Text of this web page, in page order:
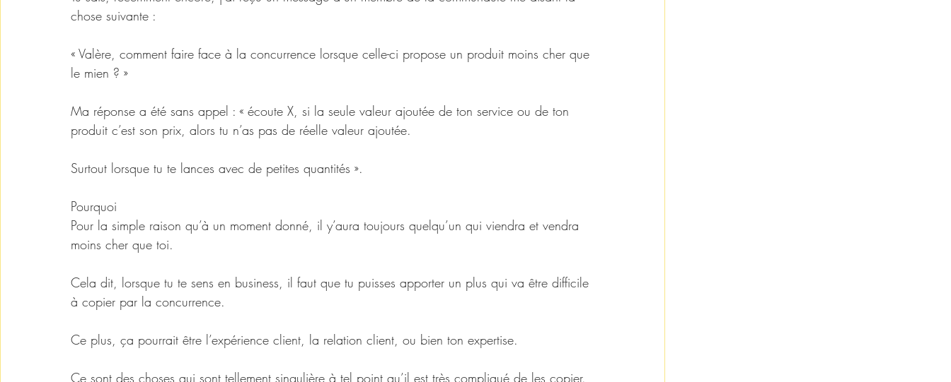
chose suivante :
« Valère, comment faire face à la concurrence lorsque celle-ci propose un produit moins cher que
le mien ? »
Ma réponse a été sans appel : « écoute X, si la seule valeur ajoutée de ton service ou de ton
produit c’est son prix, alors tu n’as pas de réelle valeur ajoutée.
Surtout lorsque tu te lances avec de petites quantités ».
Pourquoi
Pour la simple raison qu’à un moment donné, il y’aura toujours quelqu’un qui viendra et vendra
moins cher que toi.
Cela dit, lorsque tu te sens en business, il faut que tu puisses apporter un plus qui va être difficile
à copier par la concurrence.
Ce plus, ça pourrait être l’expérience client, la relation client, ou bien ton expertise.
Ce sont des choses qui sont tellement singulière à tel point qu’il est très compliqué de les copier.